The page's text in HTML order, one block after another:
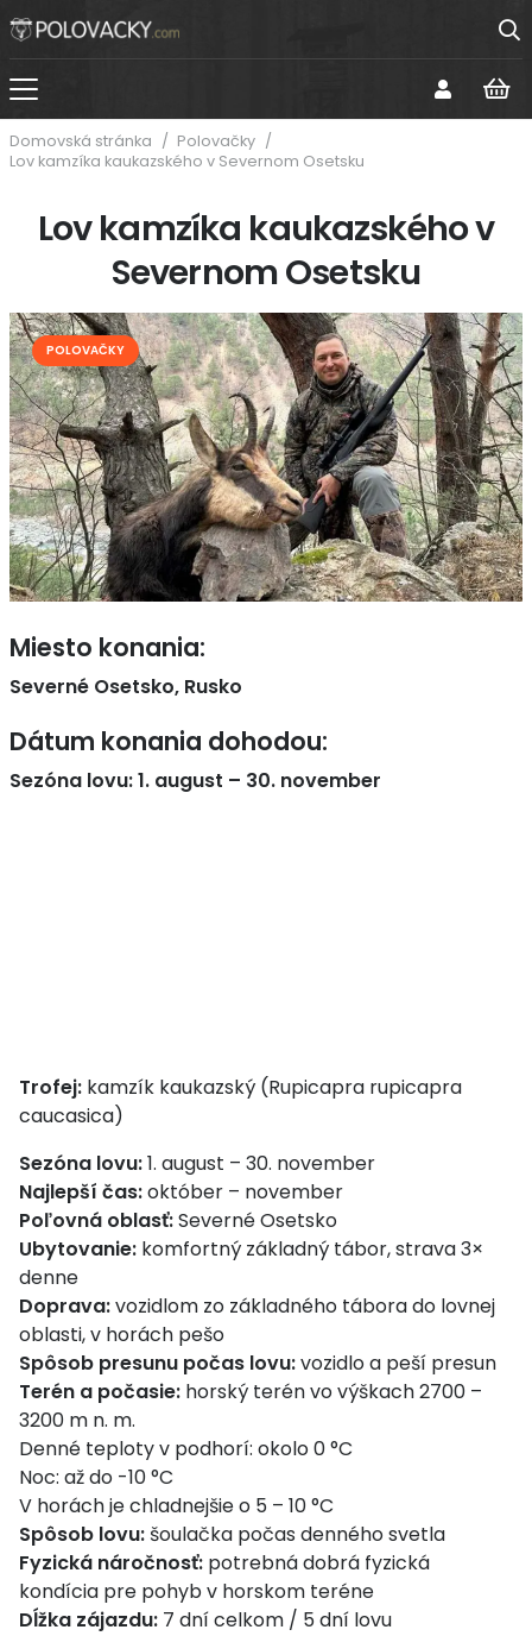
Domovská stránka / Polovačky /
Lov kamzíka kaukazského v Severnom Osetsku
Lov kamzíka kaukazského v
Severnom Osetsku
POLOVAČKY
Miesto konania:
Severné Osetsko, Rusko
Dátum konania dohodou:
Sezóna lovu: 1. august – 30. november
Trofej: kamzík kaukazský (Rupicapra rupicapra
caucasica)
Sezóna lovu:1. august – 30. november
Najlepší čas:október – november
Poľovná oblasť:Severné Osetsko
Ubytovanie: komfortný základný tábor, strava 3×
denne
Doprava:vozidlom zo základného tábora do lovnej
oblasti, v horách pešo
Spôsob presunu počas lovu:vozidlo a peší presun
Terén a počasie: horský terén vo výškach 2700 –
3200 m n. m.
Denné teploty v podhorí: okolo 0 °C
Noc: až do -10 °C
V horách je chladnejšie o 5 – 10 °C
Spôsob lovu:šoulačka počas denného svetla
Fyzická náročnosť: potrebná dobrá fyzická
kondícia pre pohyb v horskom teréne
Dĺžka zájazdu: 7 dní celkom / 5 dní lovu